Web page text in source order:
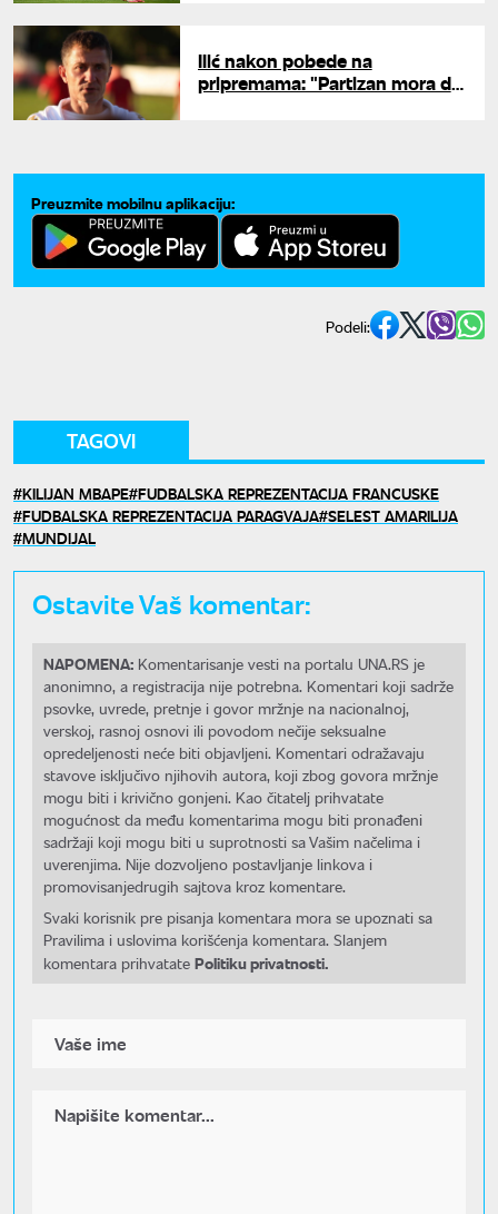
Ilić nakon pobede na
pripremama: "Partizan mora da
Preuzmite mobilnu aplikaciju:
Podeli:
TAGOVI
KILIJAN MBAPE FUDBALSKA REPREZENTACIJA FRANCUSKE
FUDBALSKA REPREZENTACIJA PARAGVAJA SELEST AMARILIJA
MUNDIJAL
Ostavite Vaš komentar:
NAPOMENA: Komentarisanje vesti na portalu UNA.RS je
anonimno, a registracija nije potrebna. Komentari koji sadrže
psovke, uvrede, pretnje i govor mržnje na nacionalnoj,
verskoj, rasnoj osnovi ili povodom nečije seksualne
opredeljenosti neće biti objavljeni. Komentari odražavaju
stavove isključivo njihovih autora, koji zbog govora mržnje
mogu biti i krivično gonjeni. Kao čitatelj prihvatate
mogućnost da među komentarima mogu biti pronađeni
sadržaji koji mogu biti u suprotnosti sa Vašim načelima i
uverenjima. Nije dozvoljeno postavljanje linkova i
promovisanjedrugih sajtova kroz komentare.
Svaki korisnik pre pisanja komentara mora se upoznati sa
Pravilima i uslovima korišćenja komentara. Slanjem
komentara prihvatate Politiku privatnosti.